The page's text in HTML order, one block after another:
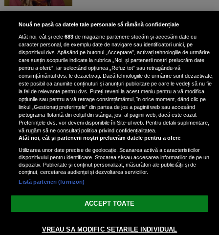
Scene incredibile! Ilinca Vandici a
pus mâna pe aparatul de
fotografiat al unui paparazzo și i l-
a aruncat la gunoi: „S-a dus la
poliție. Nu mai aveam aer”
Oana Moșneagu, mărturisiri
despre începutul relației cu Vlad
Gherman: „Eu am fost îngrozită de
aceasta posibilă relație”
Nouă ne pasă ca datele tale personale să rămână confidențiale
Atât noi, cât și cele683 de magazine partenere stocăm și accesăm date cu
caracter personal, de exemplu date de navigare sau identificatori unici, pe
dispozitivul dvs. Apăsând pe butonul „Acceptare”, activați tehnologiile de urmărire
care susțin scopurile indicate la rubrica „Noi, și partenerii noștri prelucrăm date
pentru a oferi:”, iar selectând opțiunea „Refuz tot” sau retragându-vă
consimțământul dvs. le dezactivați. Dacă tehnologiile de urmărire sunt dezactivate,
este posibil ca anumite conținuturi și anunțuri publicitare pe care le vedeți să nu fie
la fel de relevante pentru dvs. Puteți reveni la acest meniu pentru a vă modifica
opțiunile sau pentru a vă retrage consimțământul, în orice moment, dând clic pe
linkul „Gestionați preferințele” din partea de jos a paginii web sau accesând
pictograma flotantă din colțul din stânga, jos, al paginii web, dacă este cazul.
Preferințele dvs. vor deveni disponibile în Site-ul web. Pentru detalii suplimentare,
vă rugăm să ne consultați politica privind confidențialitatea.
Atât noi, cât și partenerii noștri prelucrăm datele pentru a oferi:
Utilizarea unor date precise de geolocație. Scanarea activă a caracteristicilor
dispozitivului pentru identificare. Stocarea și/sau accesarea informațiilor de pe un
dispozitiv. Publicitate și conținut personalizat, măsurători ale publicității și de
conținut, cercetarea audienței și dezvoltarea serviciilor.
Listă parteneri (furnizori)
ACCEPT TOATE
VREAU SA MODIFIC SETARILE INDIVIDUAL